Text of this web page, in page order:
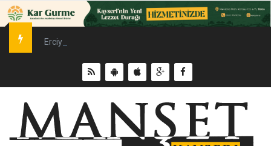
Erciyes Üniversitesi’nde Sürdürülebilir Enerji Hamlesi